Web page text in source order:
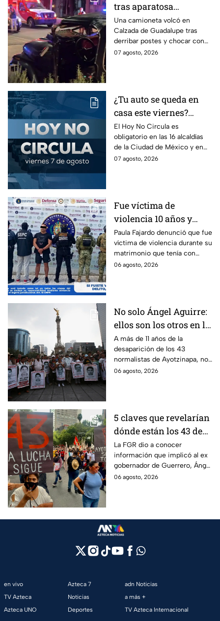
tras aparatosa
volcadura en Tepeyac
Insurgentes y operativo
en la Juárez, mientras
dormía
Una camioneta volcó en
Calzada de Guadalupe tras
derribar postes y chocar con
un árbol, dejando a tres
07 agosto, 2026
¿Tu auto se queda en
casa este viernes?
Revisa el Hoy No
Circula de este 7 de
agosto
El Hoy No Circula es
obligatorio en las 16 alcaldías
de la Ciudad de México y en
los municipios conurbados del
07 agosto, 2026
Fue víctima de
violencia 10 años y
hasta ahora detienen al
presunto agresor: el
caso de Paula Fajardo
Paula Fajardo denunció que fue
víctima de violencia durante su
matrimonio que tenía con
Jorge Francisco “N”, quien fue
06 agosto, 2026
No solo Ángel Aguirre:
ellos son los otros en la
lupa por el caso
Ayotzinapa
A más de 11 años de la
desaparición de los 43
normalistas de Ayotzinapa, no
se ha conocido el paradero de
06 agosto, 2026
5 claves que revelarían
dónde están los 43 de
Ayotzinapa tras
captura de Ángel
Aguirre, ex gobernador
de Guerrero
La FGR dio a conocer
información que implicó al ex
gobernador de Guerrero, Ángel
Aguirre, quien fue detenido
06 agosto, 2026
en vivo
TV Azteca
Azteca UNO
Azteca 7
Noticias
Deportes
adn Noticias
a más +
TV Azteca Internacional